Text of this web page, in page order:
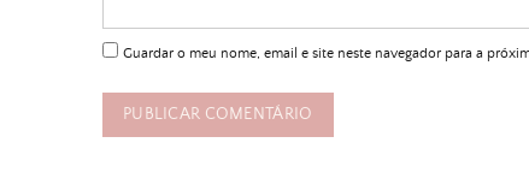
Guardar o meu nome, email e site neste navegador para a